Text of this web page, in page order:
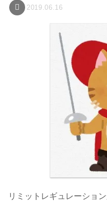
2019.06.16
リミットレギュレーショ